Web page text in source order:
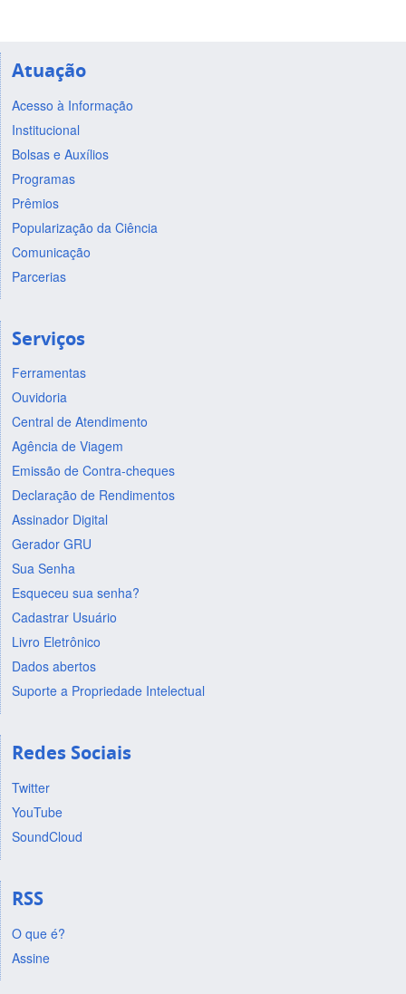
Atuação
Acesso à Informação
Institucional
Bolsas e Auxílios
Programas
Prêmios
Popularização da Ciência
Comunicação
Parcerias
Serviços
Ferramentas
Ouvidoria
Central de Atendimento
Agência de Viagem
Emissão de Contra-cheques
Declaração de Rendimentos
Assinador Digital
Gerador GRU
Sua Senha
Esqueceu sua senha?
Cadastrar Usuário
Livro Eletrônico
Dados abertos
Suporte a Propriedade Intelectual
Redes Sociais
Twitter
YouTube
SoundCloud
RSS
O que é?
Assine